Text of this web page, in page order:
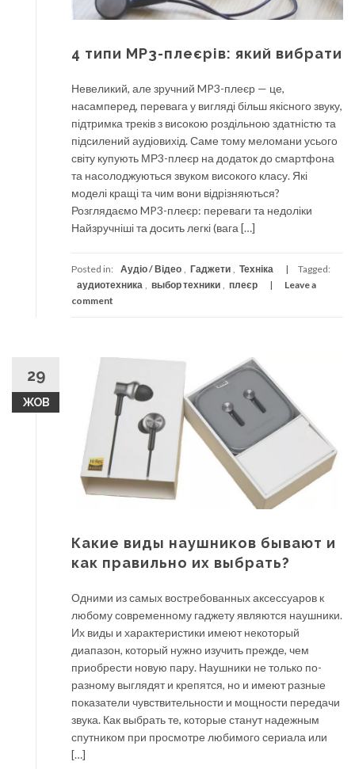
4 типи MP3-плеєрів: який вибрати
Невеликий, але зручний MP3-плеєр — це,
насамперед, перевага у вигляді більш якісного звуку,
підтримка треків з високою роздільною здатністю та
підсилений аудіовихід. Саме тому меломани усього
світу купують МР3-плеєр на додаток до смартфона
та насолоджуються звуком високого класу. Які
моделі кращі та чим вони відрізняються?
Розглядаємо MP3-плеєр: переваги та недоліки
Найзручніші та досить легкі (вага […]
Posted in: Аудіо / Відео , Гаджети , Техніка
Tagged:
аудиотехника , выбор техники , плеєр
Leave a
comment
29
ЖОВ
Какие виды наушников бывают и
как правильно их выбрать?
Одними из самых востребованных аксессуаров к
любому современному гаджету являются наушники.
Их виды и характеристики имеют некоторый
диапазон, который нужно изучить прежде, чем
приобрести новую пару. Наушники не только по-
разному выглядят и крепятся, но и имеют разные
показатели чувствительности и мощности передачи
звука. Как выбрать те, которые станут надежным
спутником при просмотре любимого сериала или
[…]